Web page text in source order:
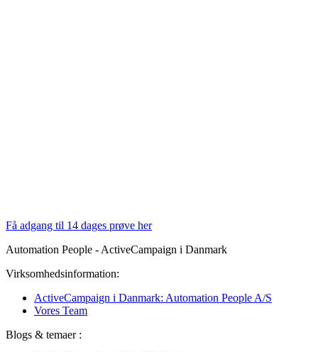
Få adgang til 14 dages prøve her
Automation People - ActiveCampaign i Danmark
Virksomhedsinformation:
ActiveCampaign i Danmark: Automation People A/S
Vores Team
Blogs & temaer :